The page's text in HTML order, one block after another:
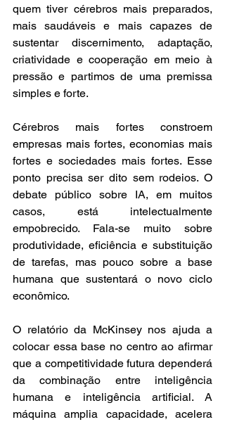
quem tiver cérebros mais preparados,
mais saudáveis e mais capazes de
sustentar discernimento, adaptação,
criatividade e cooperação em meio à
pressão e partimos de uma premissa
simples e forte.
Cérebros mais fortes constroem
empresas mais fortes, economias mais
fortes e sociedades mais fortes. Esse
ponto precisa ser dito sem rodeios. O
debate público sobre IA, em muitos
casos, está intelectualmente
empobrecido. Fala-se muito sobre
produtividade, eficiência e substituição
de tarefas, mas pouco sobre a base
humana que sustentará o novo ciclo
econômico.
O relatório da McKinsey nos ajuda a
colocar essa base no centro ao afirmar
que a competitividade futura dependerá
da combinação entre inteligência
humana e inteligência artificial. A
máquina amplia capacidade, acelera